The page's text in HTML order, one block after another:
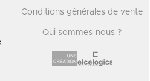
Conditions générales de vente
Qui sommes-nous ?